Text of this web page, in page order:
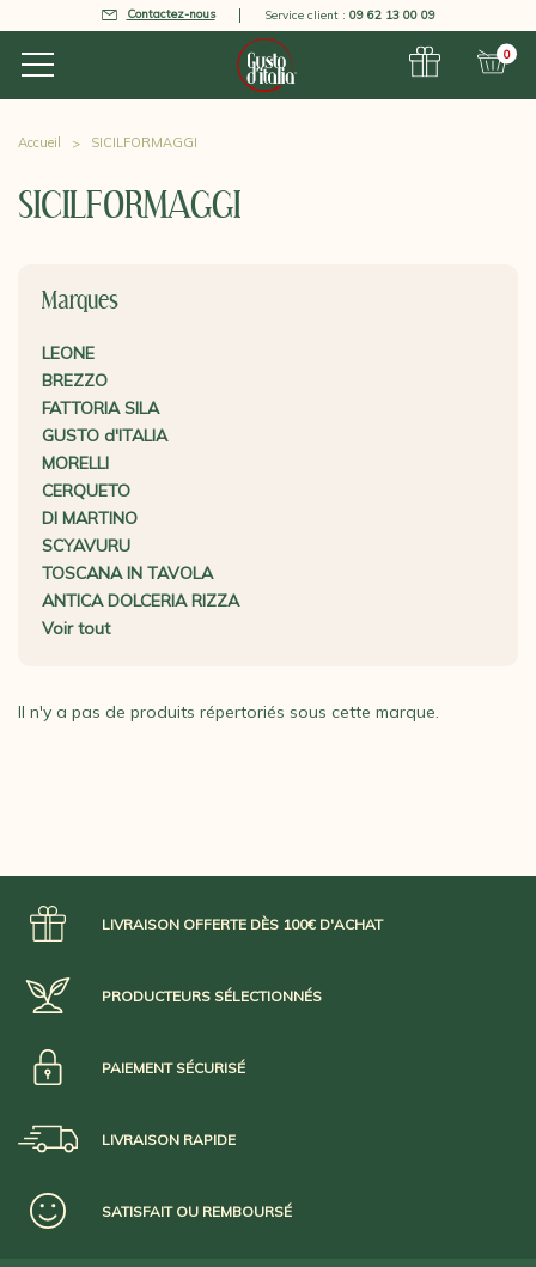
Contactez-nous Service client : 09 62 13 00 09
0
Accueil SICILFORMAGGI
SICILFORMAGGI
Marques
LEONE
BREZZO
FATTORIA SILA
GUSTO d'ITALIA
MORELLI
CERQUETO
DI MARTINO
SCYAVURU
TOSCANA IN TAVOLA
ANTICA DOLCERIA RIZZA
Voir tout
Il n'y a pas de produits répertoriés sous cette marque.
LIVRAISON OFFERTE DÈS 100€ D'ACHAT
PRODUCTEURS SÉLECTIONNÉS
PAIEMENT SÉCURISÉ
LIVRAISON RAPIDE
SATISFAIT OU REMBOURSÉ